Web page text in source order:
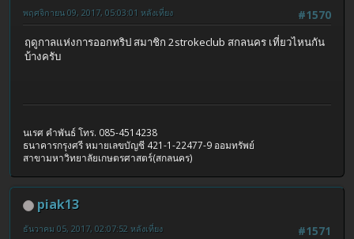
#1570
พฤศจิกายน 09, 2017, 05:03:01 หลังเที่ยง
ฤดูกาลแห่งการออกทริป สมาชิก 2strokeclub สกลนคร เที่ยวไหนกัน
บ้างครับ
นเรศ คำพันธ์ โทร. 085-4514238
ธนาคารกรุงศรี หมายเลขบัญชี 421-1-22477-9 ออมทรัพย์
สาขามหาวิทยาลัยเกษตรศาสตร์(สกลนคร)
piak13
#1571
ธันวาคม 05, 2017, 02:07:52 หลังเที่ยง